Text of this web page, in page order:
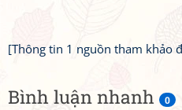
Bình luận nhanh 0
[Thông tin 1 nguồn tham khảo